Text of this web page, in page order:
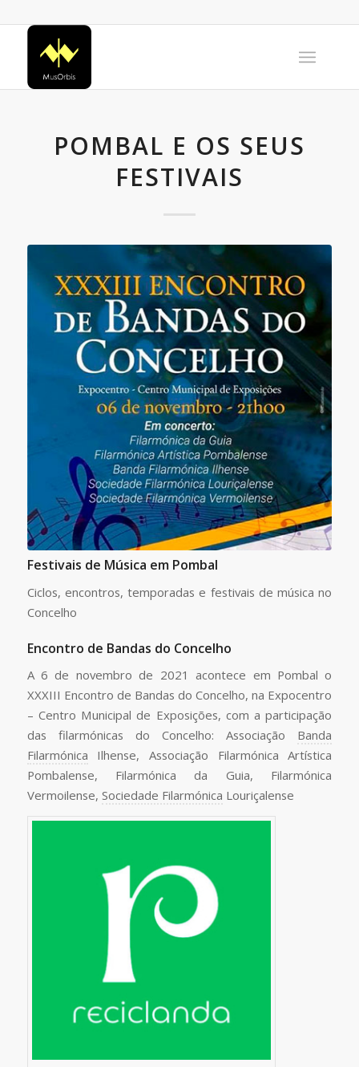
POMBAL E OS SEUS
FESTIVAIS
Festivais de Música em Pombal
Ciclos, encontros, temporadas e festivais de música no
Concelho
Encontro de Bandas do Concelho
A 6 de novembro de 2021 acontece em Pombal o
XXXIII Encontro de Bandas do Concelho, na Expocentro
– Centro Municipal de Exposições, com a participação
das filarmónicas do Concelho: Associação Banda
Filarmónica Ilhense, Associação Filarmónica Artística
Pombalense, Filarmónica da Guia, Filarmónica
Vermoilense, Sociedade Filarmónica Louriçalense